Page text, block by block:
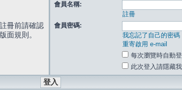
冊前請確認
面規則。
會員名稱:
註冊
會員密碼:
我忘記了自己的密碼
重寄啟用 e-mail
每次瀏覽時自動
此次登入請隱藏